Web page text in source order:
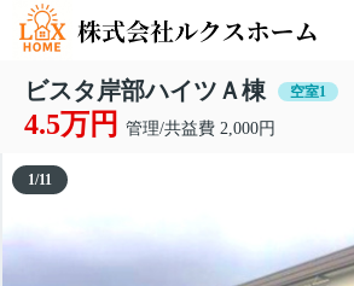
ビスタ岸部ハイツＡ棟 空室1
4.5万円 管理/共益費 2,000円
1/11